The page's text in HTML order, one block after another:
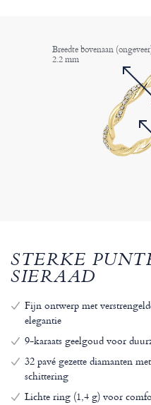
Breedte bovenaan
2.2 mm
STERKE
SIERAAD
Fijn ontwerp met
elegantie
9-karaats geelgoud voor
32 pavé gezette diamanten
schittering
Lichte ring (1,4 g) voor